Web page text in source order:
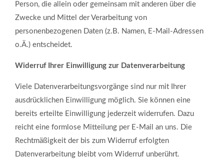
Person, die allein oder gemeinsam mit anderen über die
Zwecke und Mittel der Verarbeitung von
personenbezogenen Daten (z.B. Namen, E-Mail-Adressen
o.Ä.) entscheidet.
Widerruf Ihrer Einwilligung zur Datenverarbeitung
Viele Datenverarbeitungsvorgänge sind nur mit Ihrer
ausdrücklichen Einwilligung möglich. Sie können eine
bereits erteilte Einwilligung jederzeit widerrufen. Dazu
reicht eine formlose Mitteilung per E-Mail an uns. Die
Rechtmäßigkeit der bis zum Widerruf erfolgten
Datenverarbeitung bleibt vom Widerruf unberührt.